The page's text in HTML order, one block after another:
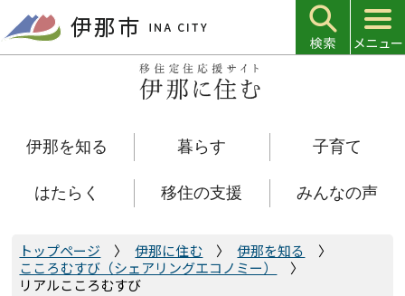
の
ペ
伊那を知る 暮らす 子育て
はたらく 移住の支援 みんなの声
トップページ 伊那に住む
伊那を知る
こころむすび（シェアリングエコノミー）
リアルこころむすび